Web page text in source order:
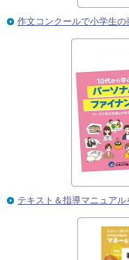
作文コンクールで小学生の
テキスト＆指導マニュア